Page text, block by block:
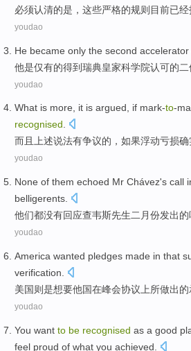
必须认清的是 ， 这些严格的规则 目前已经
youdao
He became only the second accelerator
他是仅有的得到瑞典皇家科学院认可的
youdao
What is more, it is argued, if mark-to-
recognised.
而且 上述说法有争议的， 如果浮动亏损确
youdao
None of them echoed Mr Chávez's call
belligerents
他们都没有回应查韦斯先生二月份发出的
youdao
America wanted pledges made in that
verification
美国则是想要他国在峰会协议 上所做出的
youdao
You want to be recognised as a good
feel proud of what you achieved